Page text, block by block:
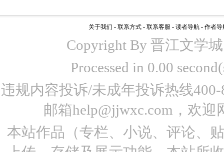
关于我们 - 联系方式 - 联系客服 - 读者导航 - 作者导
Copyright By 晋江文学
Processed in 0.00
违规内容投诉/未成年投诉热线
邮箱help@jjwxc.com，欢
本站作品（专栏、小说、评论、